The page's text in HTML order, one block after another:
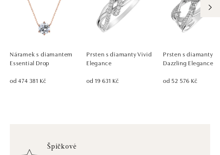
Náramek s diamantem
Essential Drop
od 474 381 Kč
Prsten s diamanty Vivid
Elegance
od 19 631 Kč
Prsten s diamanty
Dazzling Elegance
od 52 576 Kč
Špičkové